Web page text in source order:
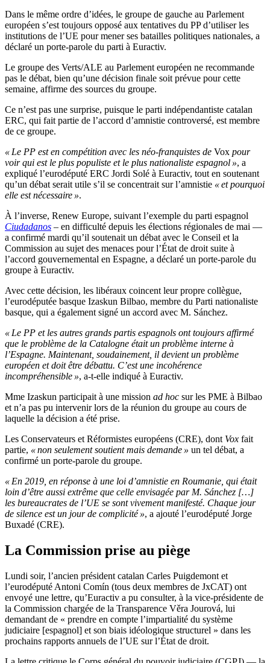
Dans le même ordre d’idées, le groupe de gauche au Parlement
européen s’est toujours opposé aux tentatives du PP d’utiliser les
institutions de l’UE pour mener ses batailles politiques nationales, a
déclaré un porte-parole du parti à Euractiv.
Le groupe des Verts/ALE au Parlement européen ne recommande
pas le débat, bien qu’une décision finale soit prévue pour cette
semaine, affirme des sources du groupe.
Ce n’est pas une surprise, puisque le parti indépendantiste catalan
ERC, qui fait partie de l’accord d’amnistie controversé, est membre
de ce groupe.
« Le PP est en compétition avec les néo-franquistes de Vox pour
voir qui est le plus populiste et le plus nationaliste espagnol », a
expliqué l’eurodéputé ERC Jordi Solé à Euractiv, tout en soutenant
qu’un débat serait utile s’il se concentrait sur l’amnistie « et pourquoi
elle est nécessaire ».
À l’inverse, Renew Europe, suivant l’exemple du parti espagnol
Ciudadanos – en difficulté depuis les élections régionales de mai —
a confirmé mardi qu’il soutenait un débat avec le Conseil et la
Commission au sujet des menaces pour l’État de droit suite à
l’accord gouvernemental en Espagne, a déclaré un porte-parole du
groupe à Euractiv.
Avec cette décision, les libéraux coincent leur propre collègue,
l’eurodéputée basque Izaskun Bilbao, membre du Parti nationaliste
basque, qui a également signé un accord avec M. Sánchez.
« Le PP et les autres grands partis espagnols ont toujours affirmé
que le problème de la Catalogne était un problème interne à
l’Espagne. Maintenant, soudainement, il devient un problème
européen et doit être débattu. C’est une incohérence
incompréhensible », a-t-elle indiqué à Euractiv.
Mme Izaskun participait à une mission ad hoc sur les PME à Bilbao
et n’a pas pu intervenir lors de la réunion du groupe au cours de
laquelle la décision a été prise.
Les Conservateurs et Réformistes européens (CRE), dont Vox fait
partie, « non seulement soutient mais demande » un tel débat, a
confirmé un porte-parole du groupe.
« En 2019, en réponse à une loi d’amnistie en Roumanie, qui était
loin d’être aussi extrême que celle envisagée par M. Sánchez […]
les bureaucrates de l’UE se sont vivement manifesté. Chaque jour
de silence est un jour de complicité », a ajouté l’eurodéputé Jorge
Buxadé (CRE).
La Commission prise au piège
Lundi soir, l’ancien président catalan Carles Puigdemont et
l’eurodéputé Antoni Comín (tous deux membres de JxCAT) ont
envoyé une lettre, qu’Euractiv a pu consulter, à la vice-présidente de
la Commission chargée de la Transparence Věra Jourová, lui
demandant de « prendre en compte l’impartialité du système
judiciaire [espagnol] et son biais idéologique structurel » dans les
prochains rapports annuels de l’UE sur l’État de droit.